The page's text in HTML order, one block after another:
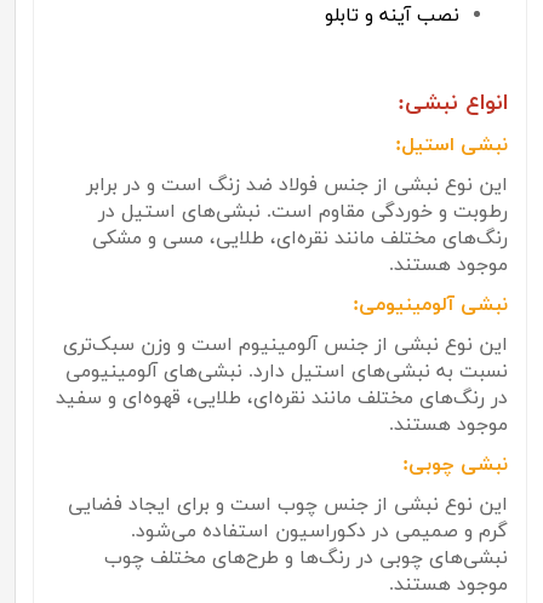
نصب آینه و تابلو
انواع نبشی:
نبشی استیل:
این نوع نبشی از جنس فولاد ضد زنگ است و در برابر
رطوبت و خوردگی مقاوم است. نبشی‌های استیل در
رنگ‌های مختلف مانند نقره‌ای، طلایی، مسی و مشکی
موجود هستند.
نبشی آلومینیومی:
این نوع نبشی از جنس آلومینیوم است و وزن سبک‌تری
نسبت به نبشی‌های استیل دارد. نبشی‌های آلومینیومی
در رنگ‌های مختلف مانند نقره‌ای، طلایی، قهوه‌ای و سفید
موجود هستند.
نبشی چوبی:
این نوع نبشی از جنس چوب است و برای ایجاد فضایی
گرم و صمیمی در دکوراسیون استفاده می‌شود.
نبشی‌های چوبی در رنگ‌ها و طرح‌های مختلف چوب
موجود هستند.